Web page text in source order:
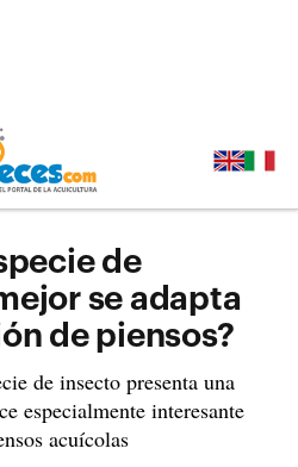
principal
de
se adapta
de piensos?
de insecto presenta una
especialmente interesante
acuícolas